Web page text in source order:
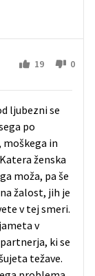
19 0
ljubezni se
po
in
ženska
moža, pa še
žalost, jih je
v tej smeri.
v
ki se
težave.